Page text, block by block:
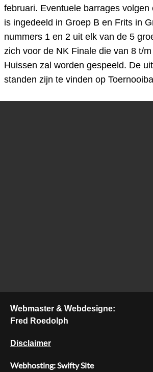
februari. Eventuele barrages volgen
is ingedeeld in Groep B en Frits in
nummers 1 en 2 uit elk van de 5
zich voor de NK Finale die van 8 t/
Huissen zal worden gespeeld. De
standen zijn te vinden op
Webmaster & Webdesigne:
Fred Roedolph
Disclaimer
Webhosting: Swifty Site